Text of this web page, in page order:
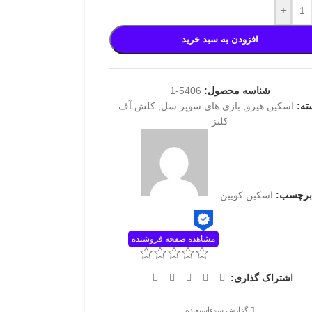
+
افزودن به سبد خرید
شناسه محصول: 5406-1
اسکین هیرو بازی های سوپر سل کلش آف
کلنز
برچسب: اسکین کویین
مشاهده صفحه فروشنده
اشتراک گذاری:
گزارش سوءاستفاده